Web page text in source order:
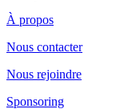
À propos
Nous contacter
Nous rejoindre
Sponsoring